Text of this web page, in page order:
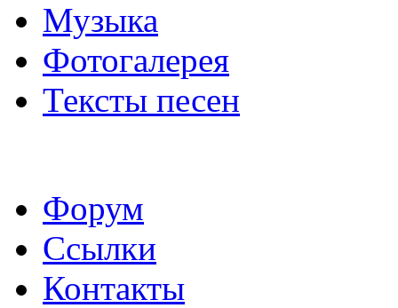
Музыка
Фотогалерея
Тексты песен
Форум
Ссылки
Контакты